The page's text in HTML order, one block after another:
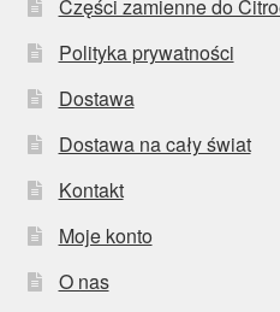
Części zamienne do
Polityka prywatności
Dostawa
Dostawa na cały świat
Kontakt
Moje konto
O nas